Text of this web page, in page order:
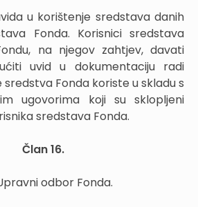
u korištenje sredstava danih
Fonda. Korisnici sredstava
na njegov zahtjev, davati
uvid u dokumentaciju radi
Fonda koriste u skladu s
ugovorima koji su sklopljeni
sredstava Fonda.
Član 16.
odbor Fonda.